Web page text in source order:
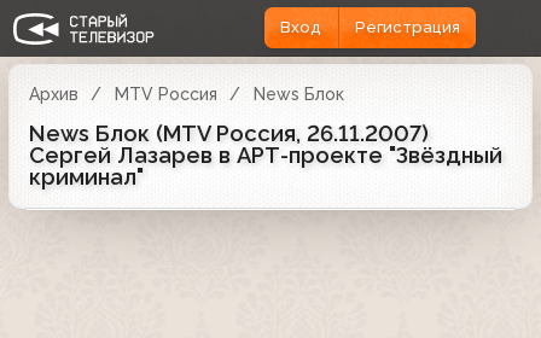
Вход Регистрация
Архив MTV Россия News Блок
News Блок (MTV Россия, 26.11.2007)
Сергей Лазарев в АРТ-проекте "Звёздный
криминал"